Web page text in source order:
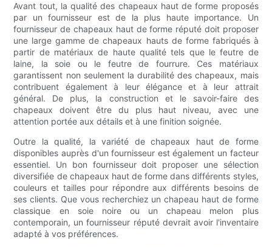
Avant tout, la qualité des chapeaux haut de forme proposés
par un fournisseur est de la plus haute importance. Un
fournisseur de chapeaux haut de forme réputé doit proposer
une large gamme de chapeaux hauts de forme fabriqués à
partir de matériaux de haute qualité tels que le feutre de
laine, la soie ou le feutre de fourrure. Ces matériaux
garantissent non seulement la durabilité des chapeaux, mais
contribuent également à leur élégance et à leur attrait
général. De plus, la construction et le savoir-faire des
chapeaux doivent être du plus haut niveau, avec une
attention portée aux détails et à une finition soignée.
Outre la qualité, la variété de chapeaux haut de forme
disponibles auprès d'un fournisseur est également un facteur
essentiel. Un bon fournisseur doit proposer une sélection
diversifiée de chapeaux haut de forme dans différents styles,
couleurs et tailles pour répondre aux différents besoins de
ses clients. Que vous recherchiez un chapeau haut de forme
classique en soie noire ou un chapeau melon plus
contemporain, un fournisseur réputé devrait avoir l'inventaire
adapté à vos préférences.